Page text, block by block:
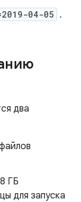
04-05 .
два
ГБ
для запуска